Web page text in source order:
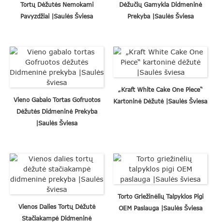
Tortų Dėžutės Nemokami
Pavyzdžiai |Saulės Šviesa
Dėžučių Gamykla Didmeninė
Prekyba |Saulės Šviesa
Vieno Gabalo Tortas Gofruotos
Dėžutės Didmeninė Prekyba
|Saulės Šviesa
„Kraft White Cake One Piece“
Kartoninė Dėžutė |Saulės Šviesa
Vienos Dalies Tortų Dėžutė
Stačiakampė Didmeninė
Torto Griežinėlių Talpyklos Pigi
OEM Paslauga |Saulės Šviesa